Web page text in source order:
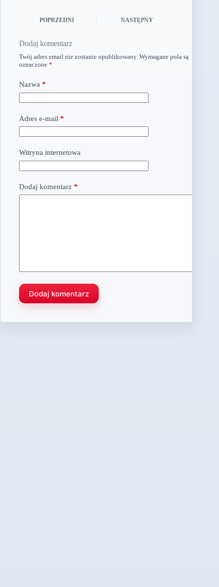
POPRZEDNI NASTĘPNY
Dodaj komentarz
Twój adres email nie zostanie opublikowany. Wymagane pola są
oznaczone *
Nazwa *
Adres e-mail *
Witryna internetowa
Dodaj komentarz *
Dodaj komentarz